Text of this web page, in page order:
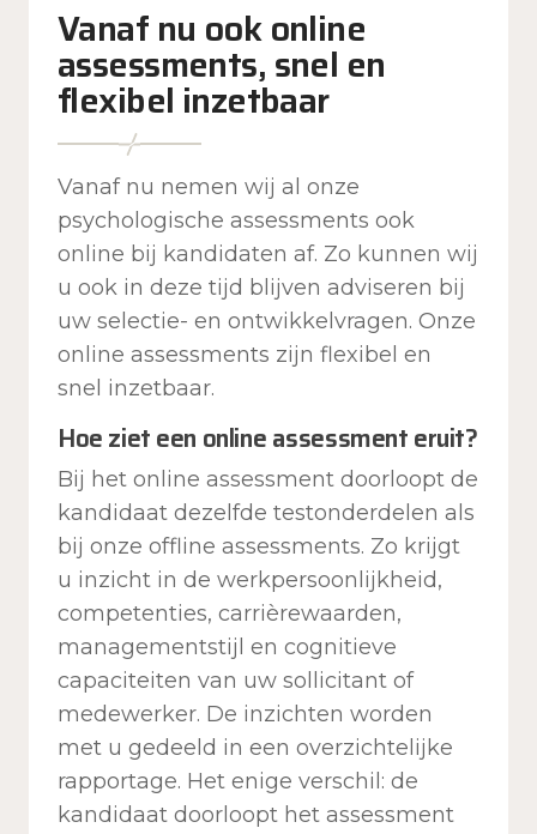
Vanaf nu ook online
assessments, snel en
flexibel inzetbaar
Vanaf nu nemen wij al onze
psychologische assessments ook
online bij kandidaten af. Zo kunnen wij
u ook in deze tijd blijven adviseren bij
uw selectie- en ontwikkelvragen. Onze
online assessments zijn flexibel en
snel inzetbaar.
Hoe ziet een online assessment eruit?
Bij het online assessment doorloopt de
kandidaat dezelfde testonderdelen als
bij onze offline assessments. Zo krijgt
u inzicht in de werkpersoonlijkheid,
competenties, carrièrewaarden,
managementstijl en cognitieve
capaciteiten van uw sollicitant of
medewerker. De inzichten worden
met u gedeeld in een overzichtelijke
rapportage. Het enige verschil: de
kandidaat doorloopt het assessment